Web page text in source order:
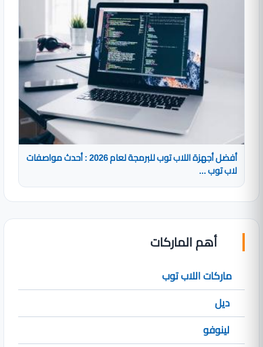
أفضل أجهزة اللاب توب للبرمجة لعام 2026 : أحدث مواصفات
لاب توب ...
أهم الماركات
ماركات اللاب توب
ديل
لينوفو